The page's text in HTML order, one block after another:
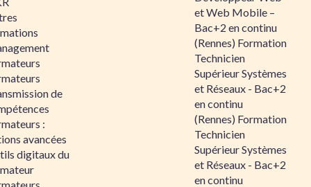
de
:
avancées
digitaux du
et Web Mobile –
Bac+2 en continu
(Rennes) Formation
Technicien
Supérieur Systèmes
et Réseaux - Bac+2
en continu
(Rennes) Formation
Technicien
Supérieur Systèmes
et Réseaux - Bac+2
en continu